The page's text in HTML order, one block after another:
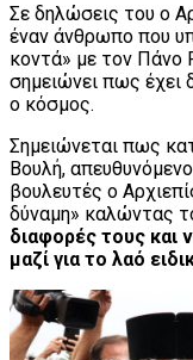
Σε δηλώσεις του ο
έναν άνθρωπο που
κοντά» με τον Πάνο
σημειώνει πως έχει
ο κόσμος.
Σημειώνεται πως
Βουλή,
βουλευτές ο
δύναμη» καλώντας
διαφορές τους και
μαζί για το λαό